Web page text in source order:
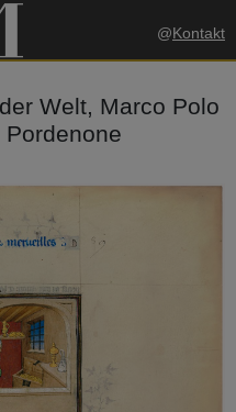
@Kontakt
Welt, Marco Polo